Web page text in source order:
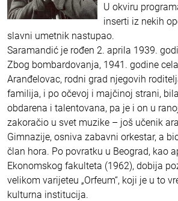
U okviru
inserti iz nekih
slavni umetnik nastupao.
Saramandić je rođen 2. aprila 1939.
Zbog bombardovanja, 1941. godine
Aranđelovac, rodni grad njegovih
familija, i po očevoj i majčinoj strani,
obdarena i talentovana, pa je i on u
zakoračio u svet muzike – još učenik
Gimnazije, osniva zabavni orkestar, a
član hora. Po povratku u Beograd, kao
Ekonomskog fakulteta (1962), dobija
velikom varijeteu „Orfeum“, koji je u to
kulturna institucija.